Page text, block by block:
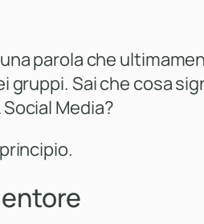
parola che
gruppi. Sai che cosa
Media?